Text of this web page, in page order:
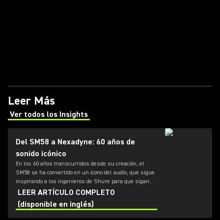
Leer Más
Ver todos los Insights
(Opens in a new tab)
Del SM58 a Nexadyne: 60 años de
sonido icónico
En los 60 años transcurridos desde su creación, el
SM58 se ha convertido en un icono del audio, que sigue
inspirando a los ingenieros de Shure para que sigan
superando los límites de la tecnología de micrófonos.
Desde el SM7dB hasta la nueva línea Nexadyne,
descubre cómo continúa nuestra hostoria de
innovación.
LEER ARTÍCULO COMPLETO
(disponible en inglés)